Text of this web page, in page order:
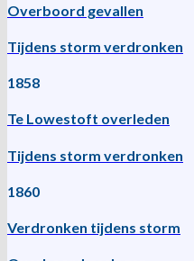
Overboord gevallen
Tijdens storm verdronken
1858
Te Lowestoft overleden
Tijdens storm verdronken
1860
Verdronken tijdens storm